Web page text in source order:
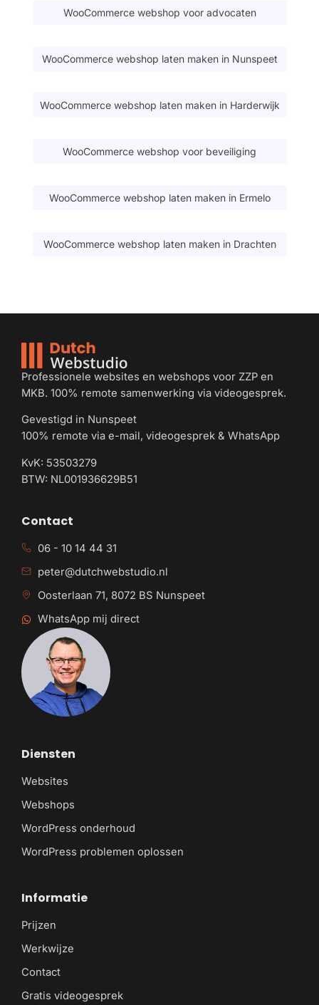
WooCommerce webshop voor advocaten
WooCommerce webshop laten maken in Nunspeet
WooCommerce webshop laten maken in Harderwijk
WooCommerce webshop voor beveiliging
WooCommerce webshop laten maken in Ermelo
WooCommerce webshop laten maken in Drachten
Professionele websites en webshops voor ZZP en
MKB. 100% remote samenwerking via videogesprek.
Gevestigd in Nunspeet
100% remote via e-mail, videogesprek & WhatsApp
KvK: 53503279
BTW: NL001936629B51
Diensten
Websites
Webshops
WordPress onderhoud
WordPress problemen oplossen
Informatie
Prijzen
Werkwijze
Contact
Gratis videogesprek
Contact
06 - 10 14 44 31
peter@dutchwebstudio.nl
Oosterlaan 71, 8072 BS Nunspeet
WhatsApp mij direct